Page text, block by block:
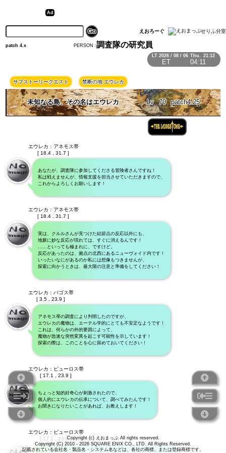
Copyright (c) えおまっぷ All rights reserved.
Copyright (C) 2010 - 2026 SQUARE ENIX CO., LTD. All Rights Reserved.
記載されている会社名・製品名・システム名などは、各社の商標、または登録商標です。
LT 2026 / 08 / 06 Thu. 21:12
ET 04:11
えおろーぐ せりふ分室
PERSON :調査隊の研究員
patch 4.x
サブストーリークエスト 禁断の地 エウレカ
未知なる島、その名はエウレカ Lv 70 patch4.25
エウレカ：アネモス帯
[ 18.4 , 31.7 ]
あなたが、調査隊に参加してくださる冒険者さんですね！
私は戦えませんが、情報支援を担当させていただきますので、
これからよろしくお願いします！
エウレカ：アネモス帯
[ 18.4 , 31.7 ]
実は、クルルさんが見つけた結節点の反応以外にも、
地脈に妙な反応が現れては、すぐに消えるんです！
……といっても極まれに、ですけど。
反応があったのは、拠点の北西にあるニューヴォイド内です！
いったいなにがあるのか私には想像もつきませんが、
探索に向かうときは、最大限の注意と準備をしてください！
エウレカ：パゴス帯
[ 3.5 , 23.9 ]
アネモス帯の調査により判明したのですが、
エウレカの魔物は、エーテル学的にとても不安定なようです！
これは、何らかの外的要因によって、
魔物が急速な突然変異を起こす可能性を示しています！
探索の際は、このことを心に留めておいてください！
エウレカ：ピューロス帯
[ 17.1 , 23.9 ]
ちょっと知的好奇心が刺激されたので、
個人的にエウレカの伝承について、調べてみたんです！
お聞きになりたいことがあれば、お教えします！
エウレカ：ピューロス帯
[ 17.1 , 23.9 ]